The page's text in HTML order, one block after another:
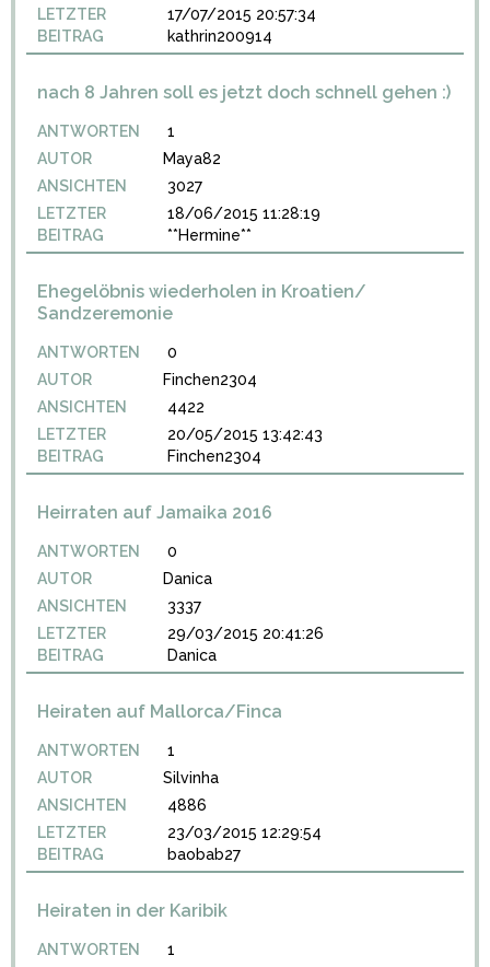
LETZTER
BEITRAG
17/07/2015 20:57:34
kathrin200914
nach 8 Jahren soll es jetzt doch schnell gehen :)
ANTWORTEN
1
AUTOR
Maya82
ANSICHTEN
3027
LETZTER
BEITRAG
18/06/2015 11:28:19
**Hermine**
Ehegelöbnis wiederholen in Kroatien/
Sandzeremonie
ANTWORTEN
0
AUTOR
Finchen2304
ANSICHTEN
4422
LETZTER
BEITRAG
20/05/2015 13:42:43
Finchen2304
Heirraten auf Jamaika 2016
ANTWORTEN
0
AUTOR
Danica
ANSICHTEN
3337
LETZTER
BEITRAG
29/03/2015 20:41:26
Danica
Heiraten auf Mallorca/Finca
ANTWORTEN
1
AUTOR
Silvinha
ANSICHTEN
4886
LETZTER
BEITRAG
23/03/2015 12:29:54
baobab27
Heiraten in der Karibik
ANTWORTEN
1